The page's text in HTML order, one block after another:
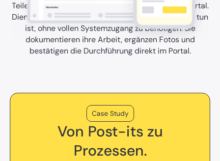
Teile Aufträge mit externen Technikern über das Portal.
Dienstleister sehen genau, was wo und bis wann zu tun
ist, ohne vollen Systemzugang zu benötigen. Sie
dokumentieren ihre Arbeit, ergänzen Fotos und
bestätigen die Durchführung direkt im Portal.
Case Study
Von Post-its zu
Prozessen.